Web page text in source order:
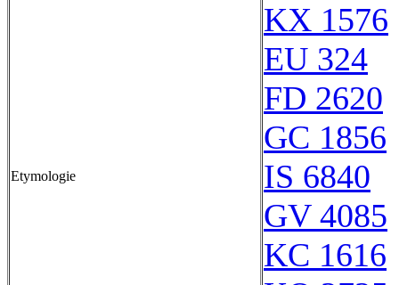
Etymologie
KX 1576
EU 324
FD 2620
GC 1856
IS 6840
GV 4085
KC 1616